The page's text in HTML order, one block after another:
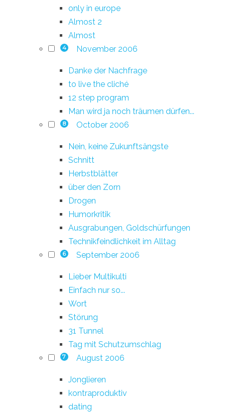
only in europe
Almost 2
Almost
4 November 2006
Danke der Nachfrage
to live the cliché
12 step program
Man wird ja noch träumen dürfen...
8 October 2006
Nein, keine Zukunftsängste
Schnitt
Herbstblätter
über den Zorn
Drogen
Humorkritik
Ausgrabungen, Goldschürfungen
Technikfeindlichkeit im Alltag
6 September 2006
Lieber Multikulti
Einfach nur so...
Wort
Störung
31 Tunnel
Tag mit Schutzumschlag
7 August 2006
Jonglieren
kontraproduktiv
dating